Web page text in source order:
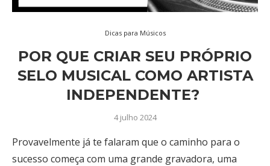
Dicas para Músicos
POR QUE CRIAR SEU PRÓPRIO
SELO MUSICAL COMO ARTISTA
INDEPENDENTE?
4 julho 2024
Provavelmente já te falaram que o caminho para o
sucesso começa com uma grande gravadora, uma